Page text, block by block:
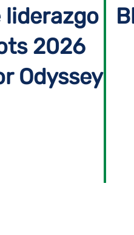
liderazgo
2026
Odyssey